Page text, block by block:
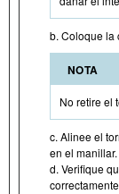
b. Coloque la
NOTA
No retire el
c. Alinee el
en el manillar.
d. Verifique